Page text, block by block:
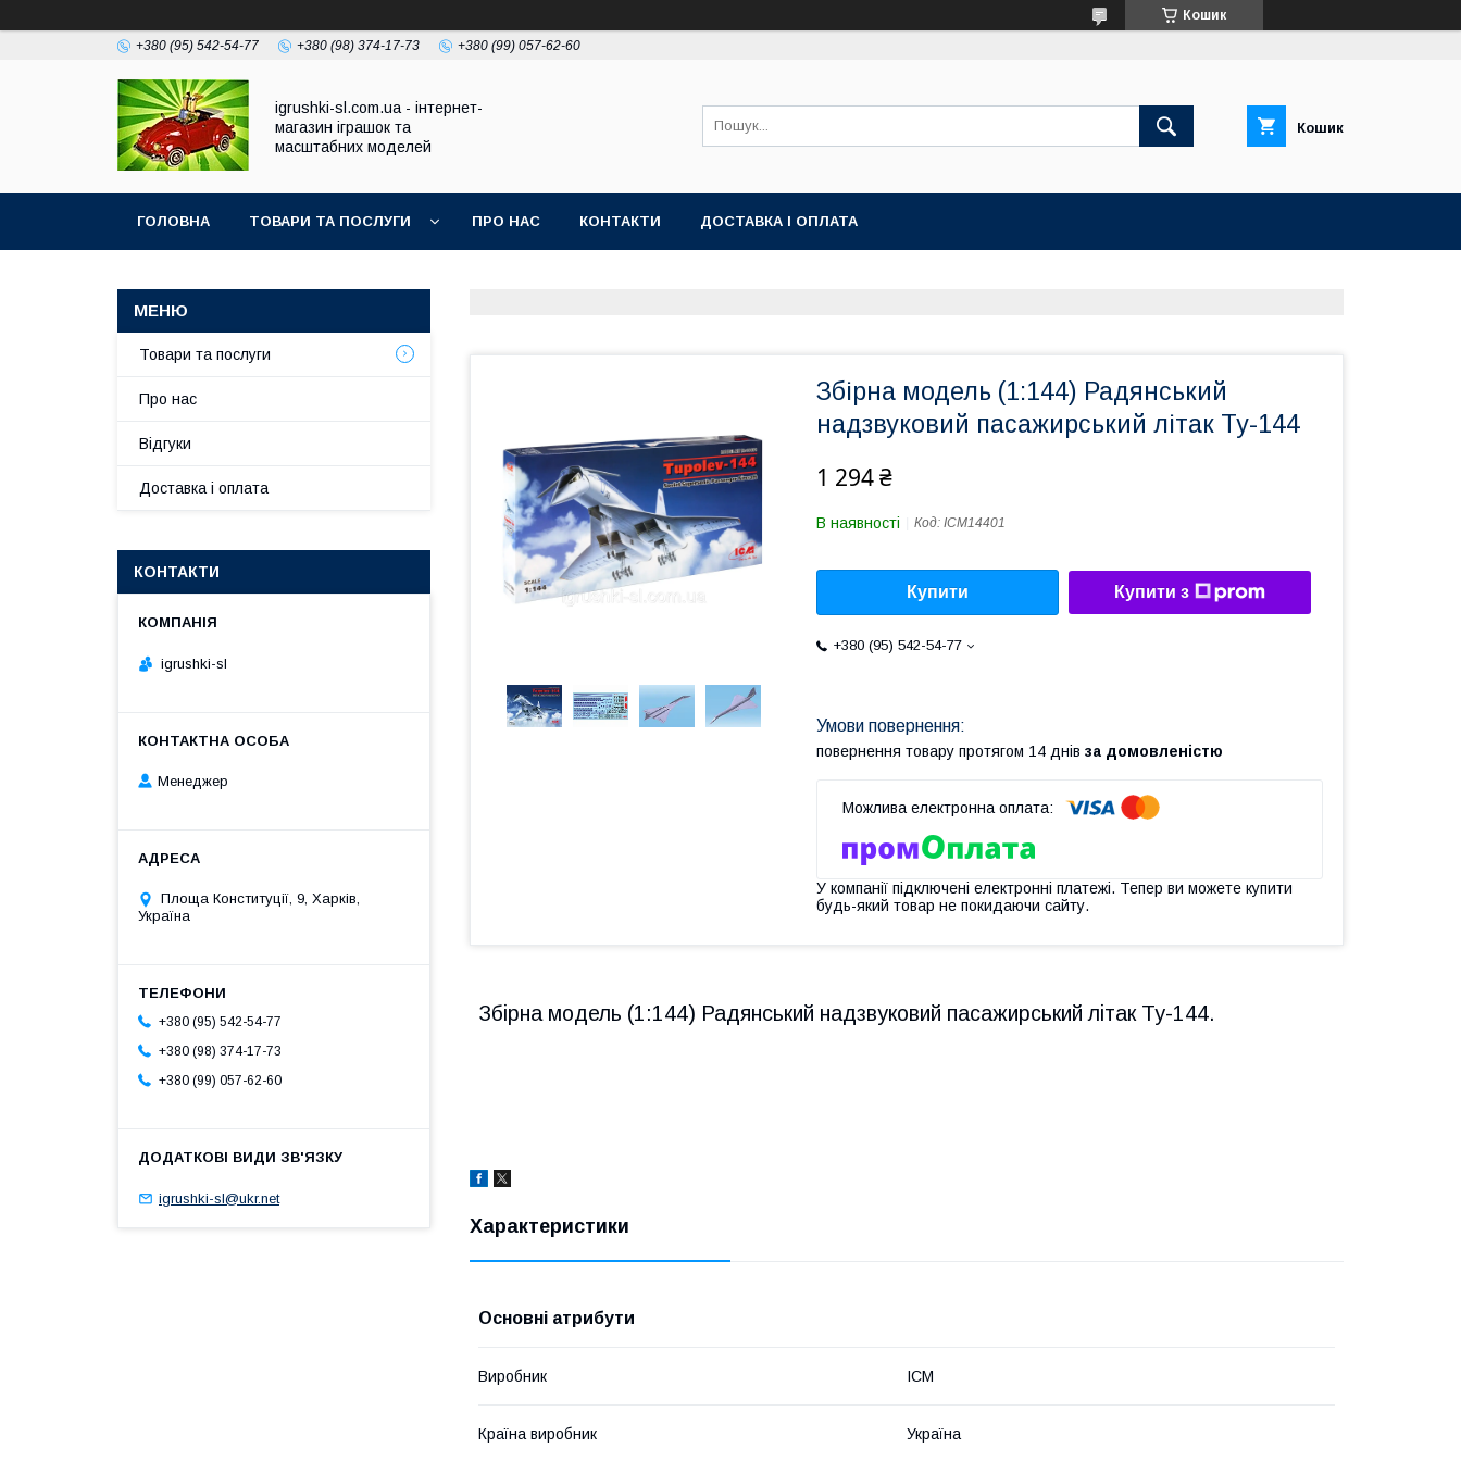
Кошик
+380 (95) 542-54-77 +380 (98) 374-17-73 +380 (99) 057-62-60
igrushki-sl.com.ua - інтернет-
магазин іграшок та
масштабних моделей
Кошик
ГОЛОВНА ТОВАРИ ТА ПОСЛУГИ ПРО НАС КОНТАКТИ ДОСТАВКА І ОПЛАТА
Збірна модель (1:144) Радянський
надзвуковий пасажирський літак Ту-144
1 294 ₴
В наявності Код: ICM14401
Купити Купити з
+380 (95) 542-54-77
повернення товару протягом 14 днів за домовленістю
У компанії підключені електронні платежі. Тепер ви можете купити
будь-який товар не покидаючи сайту.
Збірна модель (1:144) Радянський надзвуковий пасажирський літак Ту-144.
Характеристики
Основні атрибути
Виробник ICM
Країна виробник Україна
Товари та послуги
Про нас
Відгуки
Доставка і оплата
КОНТАКТИ
igrushki-sl
Менеджер
Площа Конституції, 9, Харків,
Україна
+380 (95) 542-54-77
+380 (98) 374-17-73
+380 (99) 057-62-60
igrushki-sl@ukr.net